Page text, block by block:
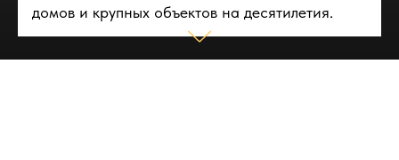
домов и крупных объектов на десятилетия.